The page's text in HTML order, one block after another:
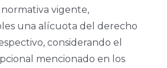
vigente,
una alícuota del derecho
considerando el
mencionado en los